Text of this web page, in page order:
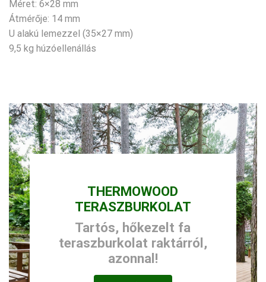
Méret: 6×28 mm
Átmérője: 14 mm
U alakú lemezzel (35×27 mm)
9,5 kg húzóellenállás
THERMOWOOD
TERASZBURKOLAT
Tartós, hőkezelt fa
teraszburkolat raktárról,
azonnal!